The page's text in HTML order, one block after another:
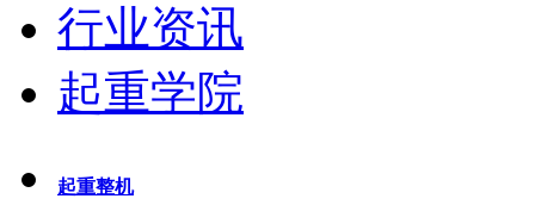
行业资讯
起重学院
起重整机